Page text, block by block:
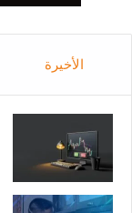
الأخيرة